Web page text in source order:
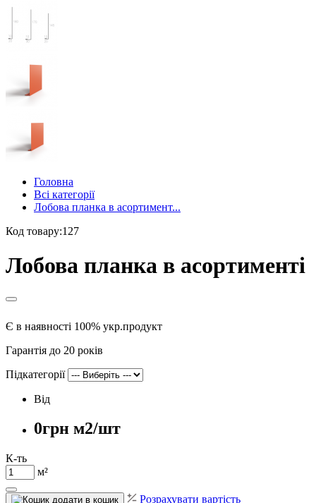
Головна
Всі категорії
Лобова планка в асортимент...
Код товару:127
Лобова планка в асортименті
Є в наявності 100% укр.продукт
Гарантія до 20 років
Підкатегорії
Від
0грн м2/шт
К-ть
м²
додати в кошик
Розрахувати вартість